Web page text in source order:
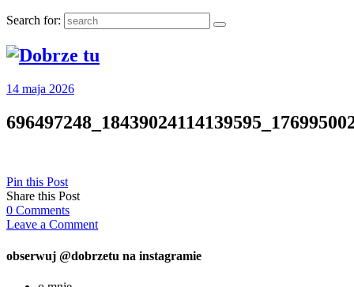
Search for:
14 maja 2026
Pin this Post
Share this Post
0 Comments
Leave a Comment
obserwuj @dobrzetu na instagramie